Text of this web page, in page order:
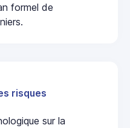
formel de
risques
sur la